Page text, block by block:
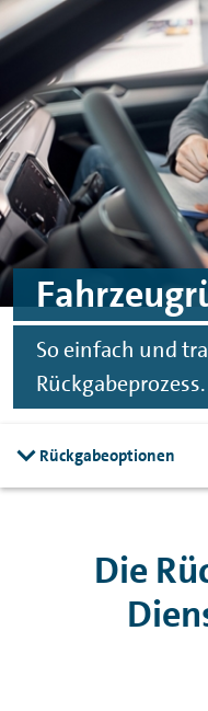
Zum Hauptinhalt
Zur Fußzeile
So einfach und
Rückgabeprozess.
Rückgabeoptionen
Die